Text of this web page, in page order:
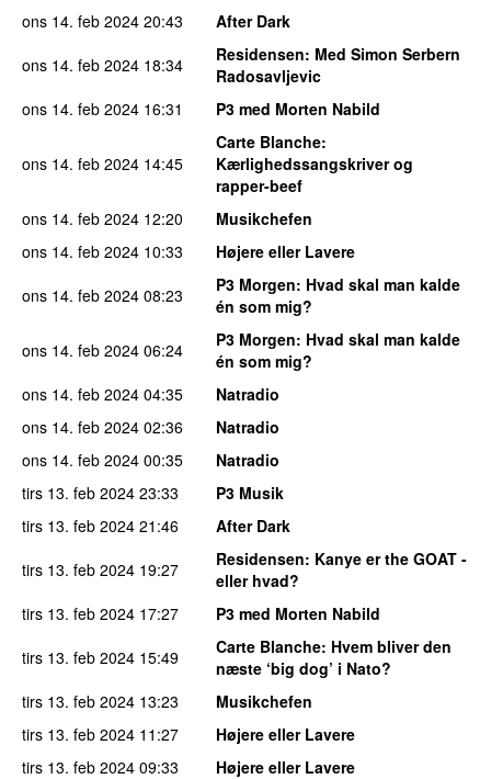
ons 14. feb 2024 20:43
After Dark
ons 14. feb 2024 18:34 Residensen: Med Simon Serbern
Radosavljevic
ons 14. feb 2024 16:31 P3 med Morten Nabild
ons 14. feb 2024 14:45
Carte Blanche:
Kærlighedssangskriver og
rapper-beef
ons 14. feb 2024 12:20
Musikchefen
ons 14. feb 2024 10:33
Højere eller Lavere
ons 14. feb 2024 08:23 P3 Morgen: Hvad skal man kalde
én som mig?
ons 14. feb 2024 06:24 P3 Morgen: Hvad skal man kalde
én som mig?
ons 14. feb 2024 04:35
Natradio
ons 14. feb 2024 02:36
Natradio
ons 14. feb 2024 00:35
Natradio
tirs 13. feb 2024 23:33
P3 Musik
tirs 13. feb 2024 21:46
After Dark
tirs 13. feb 2024 19:27 Residensen: Kanye er the GOAT -
eller hvad?
tirs 13. feb 2024 17:27
P3 med Morten Nabild
tirs 13. feb 2024 15:49 Carte Blanche: Hvem bliver den
næste ‘big dog’ i Nato?
tirs 13. feb 2024 13:23
Musikchefen
tirs 13. feb 2024 11:27
Højere eller Lavere
tirs 13. feb 2024 09:33
Højere eller Lavere